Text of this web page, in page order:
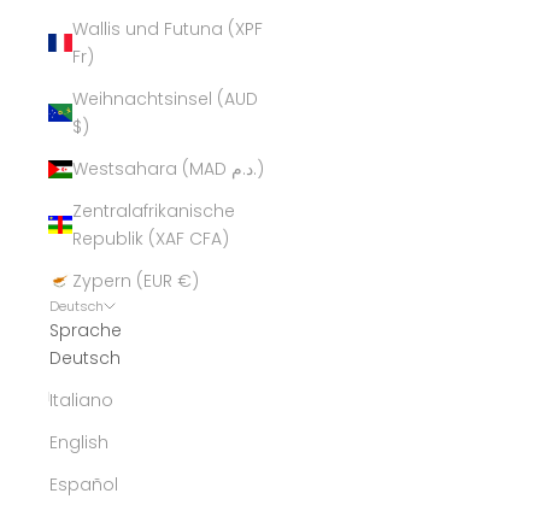
Wallis und Futuna (XPF
Fr)
Weihnachtsinsel (AUD
$)
Westsahara (MAD د.م.)
Zentralafrikanische
Republik (XAF CFA)
Zypern (EUR €)
Deutsch
Sprache
Deutsch
Italiano
English
Español